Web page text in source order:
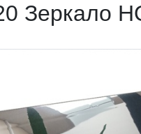
Зеркало